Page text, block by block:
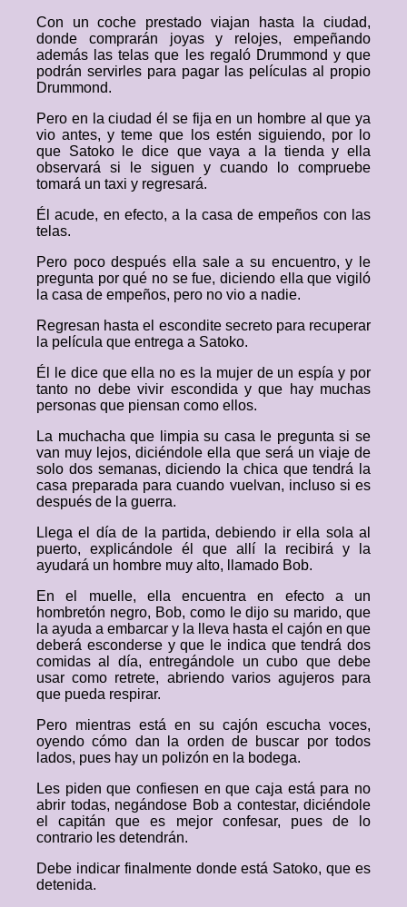
Con un coche prestado viajan hasta la ciudad,
donde comprarán joyas y relojes, empeñando
además las telas que les regaló Drummond y que
podrán servirles para pagar las películas al propio
Drummond.
Pero en la ciudad él se fija en un hombre al que ya
vio antes, y teme que los estén siguiendo, por lo
que Satoko le dice que vaya a la tienda y ella
observará si le siguen y cuando lo compruebe
tomará un taxi y regresará.
Él acude, en efecto, a la casa de empeños con las
telas.
Pero poco después ella sale a su encuentro, y le
pregunta por qué no se fue, diciendo ella que vigiló
la casa de empeños, pero no vio a nadie.
Regresan hasta el escondite secreto para recuperar
la película que entrega a Satoko.
Él le dice que ella no es la mujer de un espía y por
tanto no debe vivir escondida y que hay muchas
personas que piensan como ellos.
La muchacha que limpia su casa le pregunta si se
van muy lejos, diciéndole ella que será un viaje de
solo dos semanas, diciendo la chica que tendrá la
casa preparada para cuando vuelvan, incluso si es
después de la guerra.
Llega el día de la partida, debiendo ir ella sola al
puerto, explicándole él que allí la recibirá y la
ayudará un hombre muy alto, llamado Bob.
En el muelle, ella encuentra en efecto a un
hombretón negro, Bob, como le dijo su marido, que
la ayuda a embarcar y la lleva hasta el cajón en que
deberá esconderse y que le indica que tendrá dos
comidas al día, entregándole un cubo que debe
usar como retrete, abriendo varios agujeros para
que pueda respirar.
Pero mientras está en su cajón escucha voces,
oyendo cómo dan la orden de buscar por todos
lados, pues hay un polizón en la bodega.
Les piden que confiesen en que caja está para no
abrir todas, negándose Bob a contestar, diciéndole
el capitán que es mejor confesar, pues de lo
contrario les detendrán.
Debe indicar finalmente donde está Satoko, que es
detenida.